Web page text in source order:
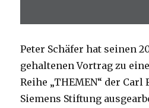
Peter Schäfer hat seinen
gehaltenen Vortrag zu
Reihe „THEMEN“ der
Siemens Stiftung